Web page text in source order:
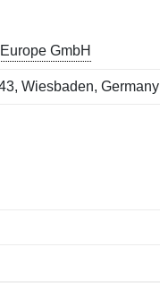
GmbH
Wiesbaden, Germany